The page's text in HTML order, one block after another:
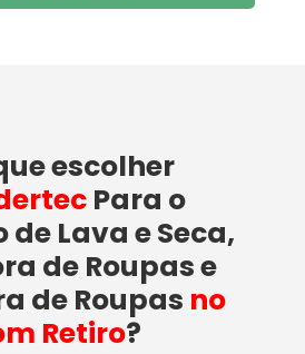
escolher
Para o
de Lava e Seca,
de Roupas e
de Roupas no
Retiro?